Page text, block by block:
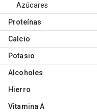
Azúcares
Proteínas
Calcio
Potasio
Alcoholes
Hierro
Vitamina A